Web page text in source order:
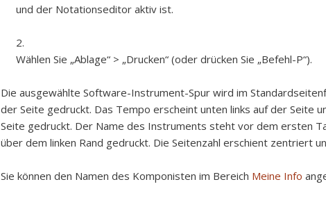
und der Notationseditor aktiv ist.
Wählen Sie „Ablage“ > „Drucken“ (oder drücken Sie „Befehl-P“).
Die ausgewählte Software-Instrument-Spur wird im
der Seite gedruckt. Das Tempo erscheint unten links auf der Seite
Seite gedruckt. Der Name des Instruments steht vor dem ersten
über dem linken Rand gedruckt. Die Seitenzahl erschient zentriert
Sie können den Namen des Komponisten im Bereich Meine Info